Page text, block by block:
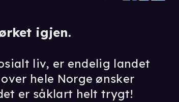
igjen.
liv, er endelig landet
hele Norge ønsker
er såklart helt trygt!